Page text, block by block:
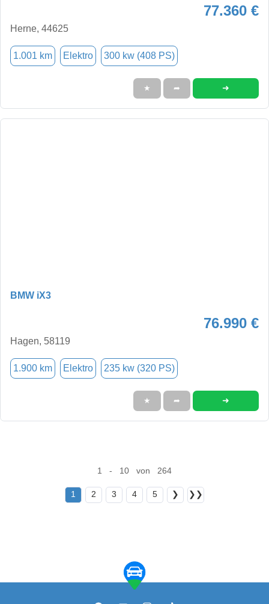
77.360 €
Herne, 44625
1.001 km Elektro 300 kw (408 PS)
★ ➦ ➜
BMW iX3
76.990 €
Hagen, 58119
1.900 km Elektro 235 kw (320 PS)
★ ➦ ➜
1 - 10 von 264
1 2 3 4 5 ❯ ❯❯